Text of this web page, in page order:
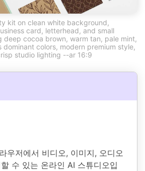
kit on clean white background,
card, letterhead, and small
deep cocoa brown, warm tan, pale mint,
dominant colors, modern premium style,
studio lighting --ar 16:9
우저에서 비디오, 이미지, 오디오
수 있는 온라인 AI 스튜디오입